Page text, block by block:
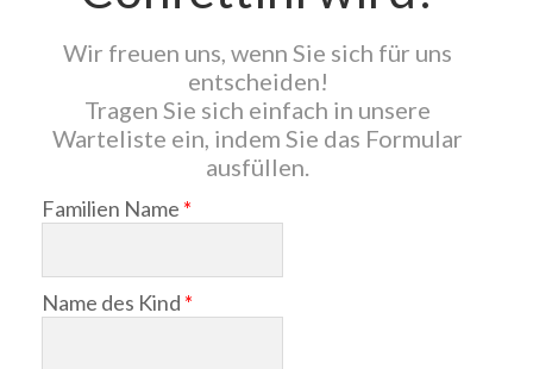
Wir freuen uns, wenn Sie sich für uns
entscheiden!
Tragen Sie sich einfach in unsere
Warteliste ein, indem Sie das Formular
ausfüllen.
Familien Name *
Name des Kind *